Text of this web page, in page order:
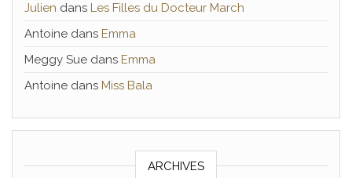
Julien dans Les Filles du Docteur March
Antoine dans Emma
Meggy Sue dans Emma
Antoine dans Miss Bala
ARCHIVES